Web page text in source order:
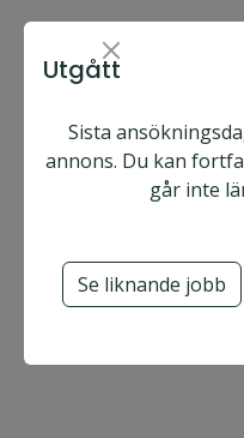
Utgått
Sista
annons. Du kan
går inte
Se liknande jobb